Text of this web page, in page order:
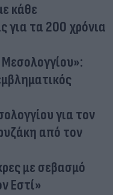
κάθε
για τα 200 χρόνια
για τον
από τον
με σεβασμό
Εστί»